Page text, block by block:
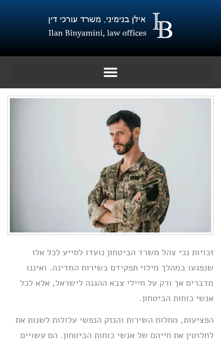
זכויות נכי צהל משרד הביטחון נועדו לסייע לכל אלו
שנפגעו במהלך מילוי תפקידם בשירות המדינה. ואיננו
מדברים אך ורק על חיילי צבא ההגנה לישראל, אלא לכל
אנשי כוחות הביטחון.
הפציעות, מחלות השירות והנזק הנפשי עלולות לשנות את
לחלוטין את חייהם של אנשי כוחות הביטחון. הם עשויים